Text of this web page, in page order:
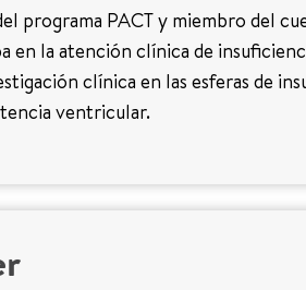
programa PACT y miembro del
en la atención clínica de
clínica en las esferas de
ventricular.